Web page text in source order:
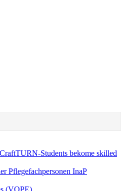
CraftTURN-Students bekome skilled
Pflegefachpersonen InaP
(VOPE)